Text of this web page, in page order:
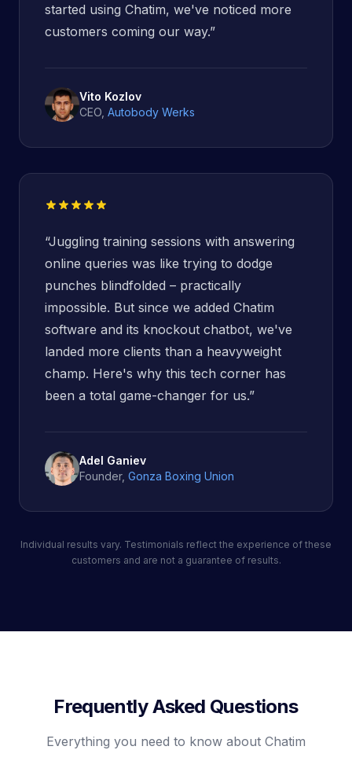
started using Chatim, we've noticed more
customers coming our way.”
Vito Kozlov
CEO Autobody Werks
“Juggling training sessions with answering
online queries was like trying to dodge
punches blindfolded – practically
impossible. But since we added Chatim
software and its knockout chatbot, we've
landed more clients than a heavyweight
champ. Here's why this tech corner has
been a total game-changer for us.”
Adel Ganiev
Founder, Gonza Boxing Union
Individual results vary. Testimonials reflect the experience of these
customers and are not a guarantee of results.
Frequently Asked Questions
Everything you need to know about Chatim